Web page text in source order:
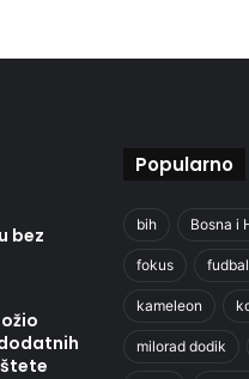
bez
Popularno
bih Bosna i
fokus fudbal
kameleon
milorad dodik